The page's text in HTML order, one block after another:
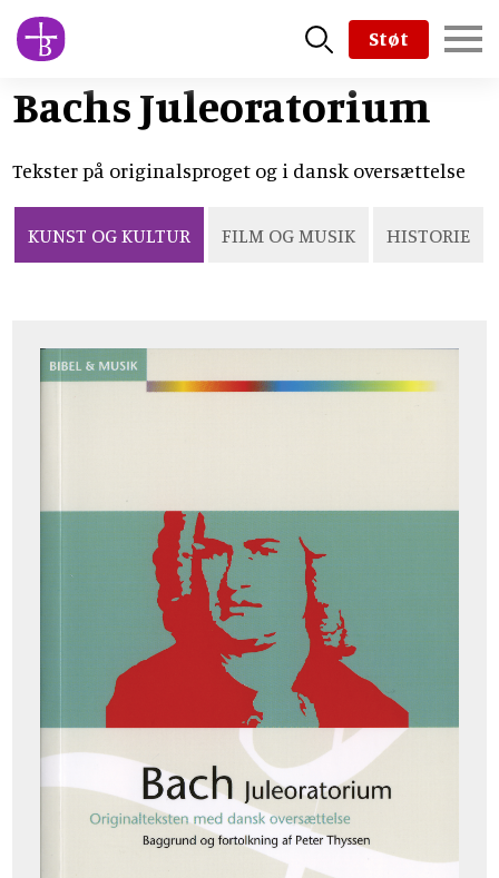
Skip
to
content
Støt
Bachs Juleoratorium
Tekster på originalsproget og i dansk oversættelse
KUNST OG KULTUR FILM OG MUSIK HISTORIE